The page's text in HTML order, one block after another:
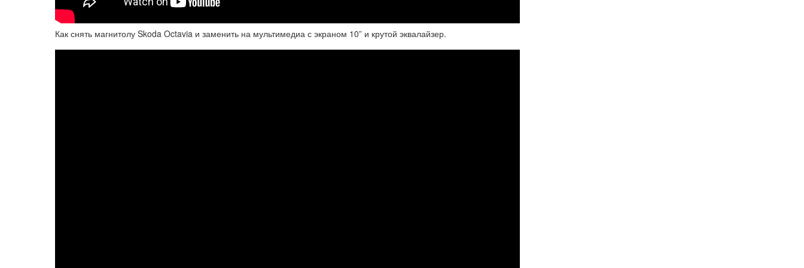
Как снять магнитолу Skoda Octavia и заменить на мультимедиа с экраном 10” и крутой эквалайзер.